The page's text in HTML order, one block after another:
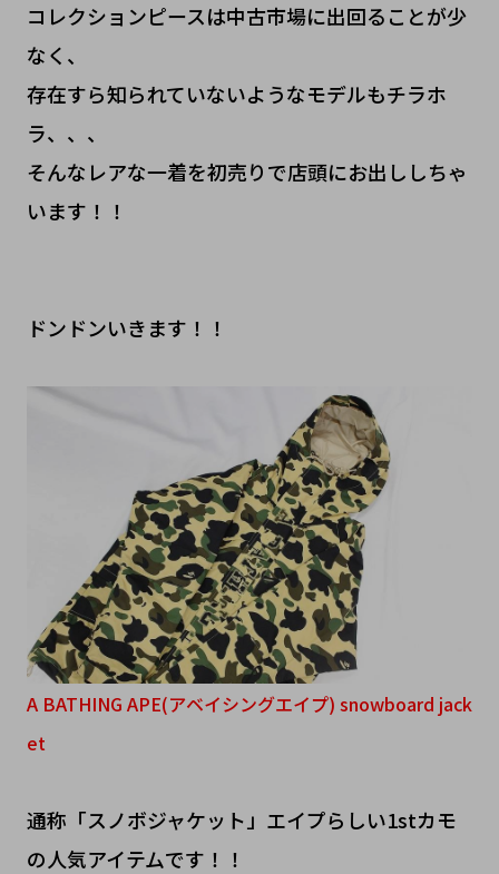
コレクションピースは中古市場に出回ることが少
なく、
存在すら知られていないようなモデルもチラホ
ラ、、、
そんなレアな一着を初売りで店頭にお出ししちゃ
います！！
ドンドンいきます！！
A BATHING APE(アベイシングエイプ) snowboard jack
et
通称「スノボジャケット」エイプらしい1stカモ
の人気アイテムです！！